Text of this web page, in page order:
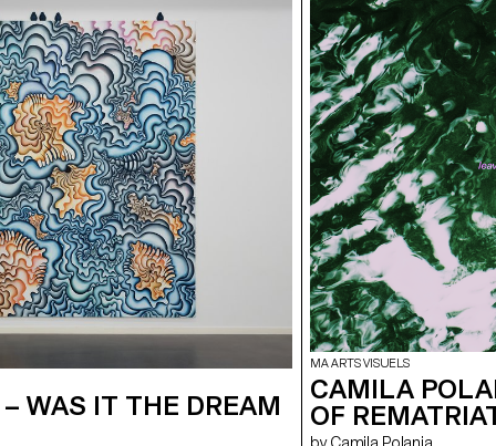
WAS IT THE DREAM
MA ARTS VISUELS
CAMILA
OF
by Camila Polania